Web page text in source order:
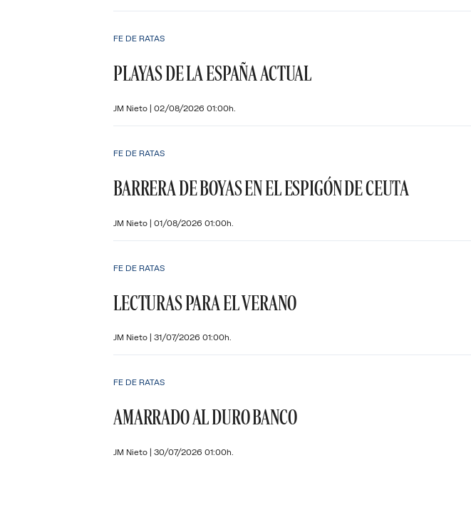
FE DE RATAS
PLAYAS DE LA ESPAÑA ACTUAL
JM Nieto | 02/08/2026 01:00h.
FE DE RATAS
BARRERA DE BOYAS EN EL ESPIGÓN DE CEUTA
JM Nieto | 01/08/2026 01:00h.
FE DE RATAS
LECTURAS PARA EL VERANO
JM Nieto | 31/07/2026 01:00h.
FE DE RATAS
AMARRADO AL DURO BANCO
JM Nieto | 30/07/2026 01:00h.